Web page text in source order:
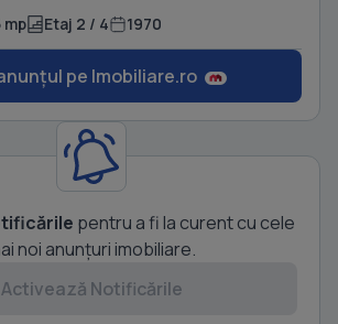
mp Etaj 2 / 4 1970
pe Imobiliare.ro
pentru a fi la curent cu cele
noi anunțuri imobiliare.
Activează Notificările